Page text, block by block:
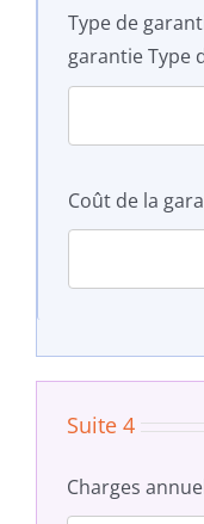
Type de
garantie Type
Coût de la
Suite 4
Charges